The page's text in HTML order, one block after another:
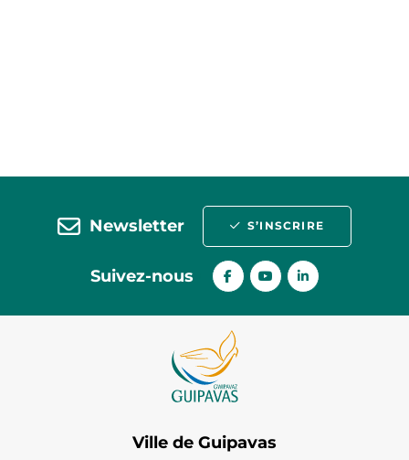
Newsletter S’INSCRIRE
Suivez-nous
Ville de Guipavas